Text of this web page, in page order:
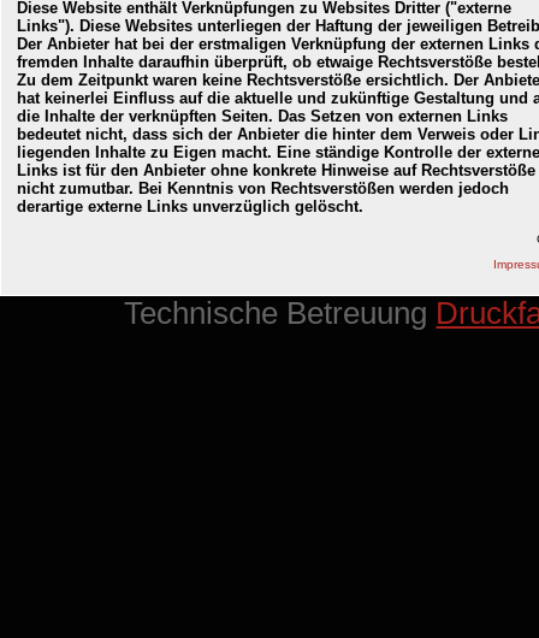
Diese Website enthält Verknüpfungen zu Websites Dritter ("externe
Links"). Diese Websites unterliegen der Haftung der jeweiligen
Der Anbieter hat bei der erstmaligen Verknüpfung der externen Links
fremden Inhalte daraufhin überprüft, ob etwaige Rechtsverstöße
Zu dem Zeitpunkt waren keine Rechtsverstöße ersichtlich. Der
hat keinerlei Einfluss auf die aktuelle und zukünftige Gestaltung und
die Inhalte der verknüpften Seiten. Das Setzen von externen Links
bedeutet nicht, dass sich der Anbieter die hinter dem Verweis oder
liegenden Inhalte zu Eigen macht. Eine ständige Kontrolle der
Links ist für den Anbieter ohne konkrete Hinweise auf Rechtsverstöße
nicht zumutbar. Bei Kenntnis von Rechtsverstößen werden jedoch
derartige externe Links unverzüglich gelöscht.
Technische Betreuung